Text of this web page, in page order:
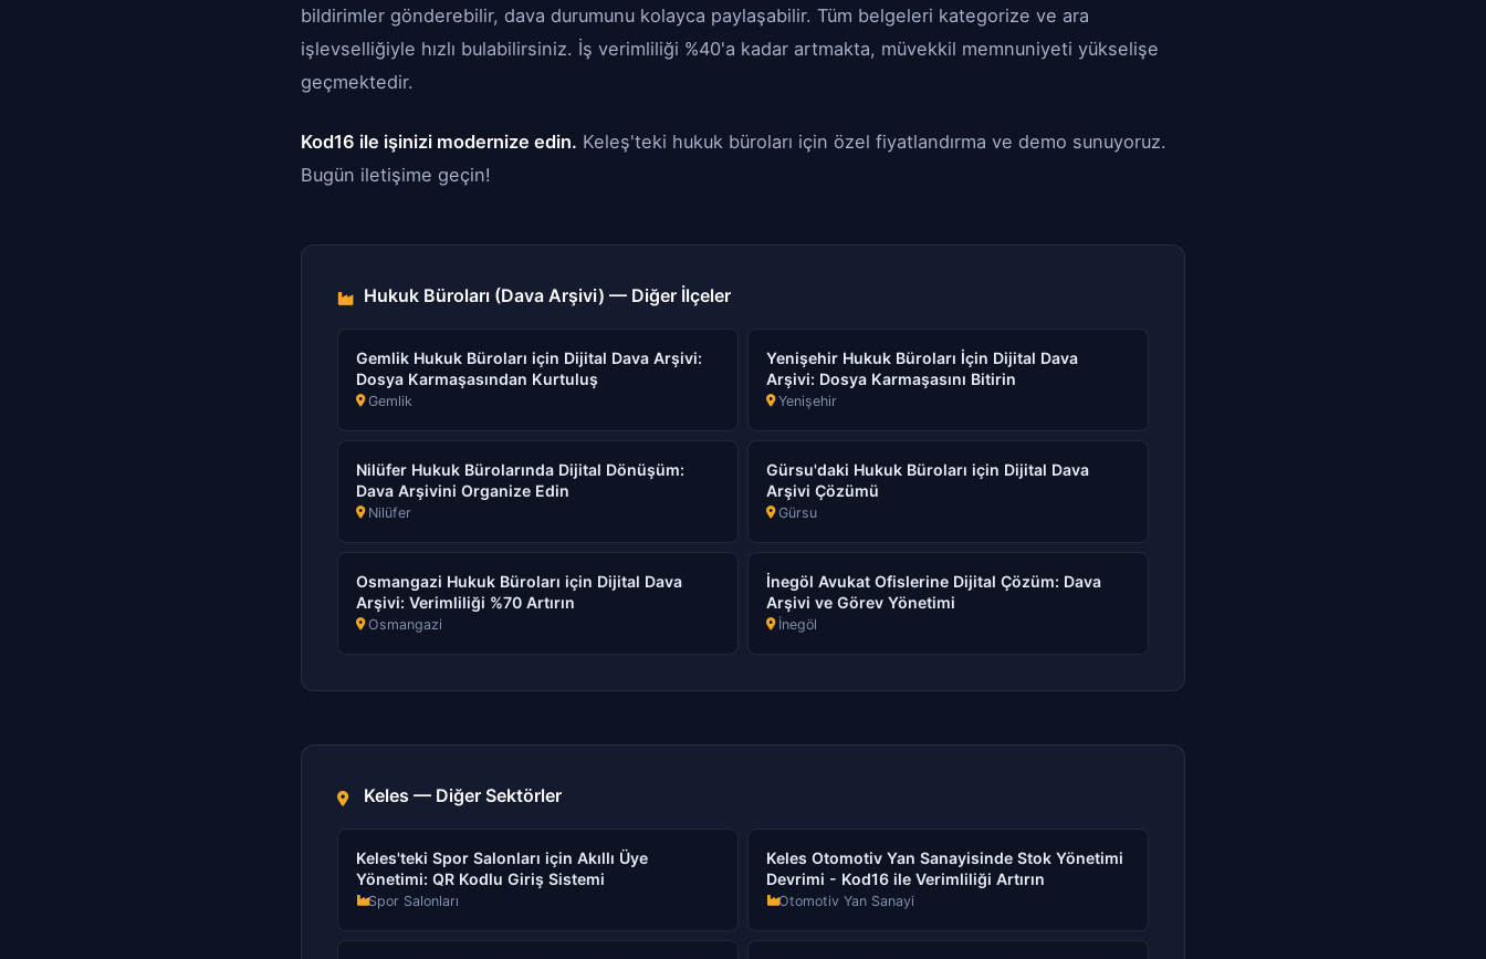
bildirimler gönderebilir, dava durumunu kolayca paylaşabilir. Tüm belgeleri kategorize ve ara
işlevselliğiyle hızlı bulabilirsiniz. İş verimliliği %40'a kadar artmakta, müvekkil memnuniyeti yükselişe
geçmektedir.
Kod16 ile işinizi modernize edin. Keleş'teki hukuk büroları için özel fiyatlandırma ve demo sunuyoruz.
Bugün iletişime geçin!
Hukuk Büroları (Dava Arşivi) — Diğer İlçeler
Gemlik Hukuk Büroları için Dijital Dava Arşivi:
Dosya Karmaşasından Kurtuluş
Gemlik
Yenişehir Hukuk Büroları İçin Dijital Dava
Arşivi: Dosya Karmaşasını Bitirin
Yenişehir
Nilüfer Hukuk Bürolarında Dijital Dönüşüm:
Dava Arşivini Organize Edin
Nilüfer
Gürsu'daki Hukuk Büroları için Dijital Dava
Arşivi Çözümü
Gürsu
Osmangazi Hukuk Büroları için Dijital Dava
Arşivi: Verimliliği %70 Artırın
Osmangazi
İnegöl Avukat Ofislerine Dijital Çözüm: Dava
Arşivi ve Görev Yönetimi
İnegöl
Keles — Diğer Sektörler
Keles'teki Spor Salonları için Akıllı Üye
Yönetimi: QR Kodlu Giriş Sistemi
Spor Salonları
Keles Otomotiv Yan Sanayisinde Stok Yönetimi
Devrimi - Kod16 ile Verimliliği Artırın
Otomotiv Yan Sanayi